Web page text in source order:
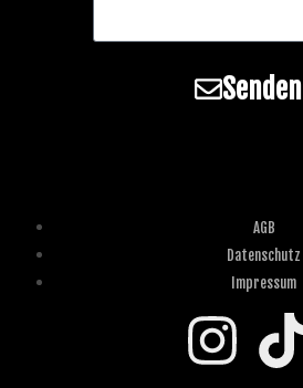
Senden
AGB
Datenschutz
Impressum